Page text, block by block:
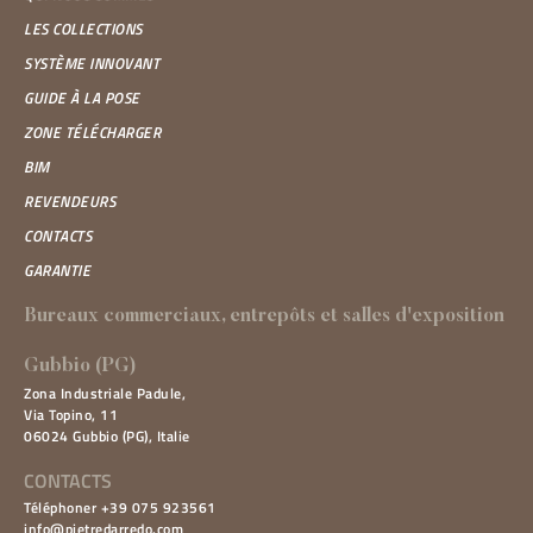
LES COLLECTIONS
SYSTÈME INNOVANT
GUIDE À LA POSE
ZONE TÉLÉCHARGER
BIM
REVENDEURS
CONTACTS
GARANTIE
Bureaux commerciaux, entrepôts et salles d'exposition
Gubbio (PG)
Zona Industriale Padule,
Via Topino, 11
06024 Gubbio (PG), Italie
CONTACTS
Téléphoner +39 075 923561